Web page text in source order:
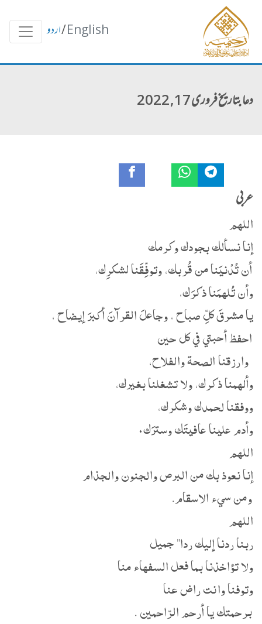
English
/اردو
دعا بتاریخ فروری 17, 2022
عربی
اللهم
إنا نسألك بجودك وكرمك
أن تُدْنيَنا من قُربك، وتوفِّقَنا لشكرِك،
وأن تُلهمَنا ذكرَك،
يا مشرقَ كلِّ صباح ، وجاعلَ القرآنَ أكبرَ إيضاح ،
احفظ أحبتي في كل حين
وارزقنا الصحة والفلاح،
وألهمنا ذكرك، ولا تشغلنا بغيرك،
ووفقنا لحمدك وشكرك،
وأدم علينا عافيتَك وسترَك٠
اللهم
إنا نعوذ بك من البرص والجنون والجذام
ومن سيء الاسقام.
اللهم
ربنا ردنا إليك ردا" جميل
ولا تؤاخذنا بما فعل السفهاء منا
وتوفنا وانت راض عنا
برحمتك يا أرحم الرّاحمين .